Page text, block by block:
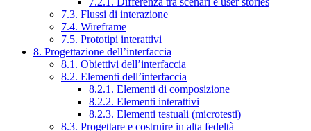
7.3. Flussi di interazione
7.4. Wireframe
7.5. Prototipi interattivi
8. Progettazione dell’interfaccia
8.1. Obiettivi dell’interfaccia
8.2. Elementi dell’interfaccia
8.2.1. Elementi di composizione
8.2.2. Elementi interattivi
8.2.3. Elementi testuali (microtesti)
8.3. Progettare e costruire in alta fedeltà